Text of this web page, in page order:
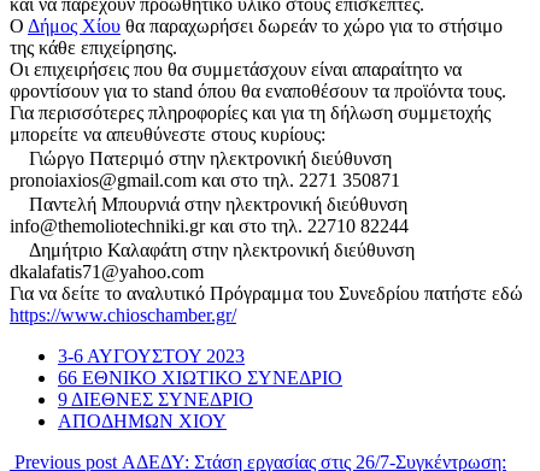
και να παρέχουν προωθητικό υλικό στους επισκέπτες.
Ο Δήμος Χίου θα παραχωρήσει δωρεάν το χώρο για το στήσιμο
της κάθε επιχείρησης.
Οι επιχειρήσεις που θα συμμετάσχουν είναι απαραίτητο να
φροντίσουν για το stand όπου θα εναποθέσουν τα προϊόντα τους.
Για περισσότερες πληροφορίες και για τη δήλωση συμμετοχής
μπορείτε να απευθύνεστε στους κυρίους:
Γιώργο Πατεριμό στην ηλεκτρονική διεύθυνση
pronoiaxios@gmail.com και στο τηλ. 2271 350871
Παντελή Μπουρνιά στην ηλεκτρονική διεύθυνση
info@themoliotechniki.gr και στο τηλ. 22710 82244
Δημήτριο Καλαφάτη στην ηλεκτρονική διεύθυνση
dkalafatis71@yahoo.com
Για να δείτε το αναλυτικό Πρόγραμμα του Συνεδρίου πατήστε εδώ
https://www.chioschamber.gr/
3-6 ΑΥΓΟΥΣΤΟΥ 2023
66 ΕΘΝΙΚΟ ΧΙΩΤΙΚΟ ΣΥΝΕΔΡΙΟ
9 ΔΙΕΘΝΕΣ ΣΥΝΕΔΡΙΟ
ΑΠΟΔΗΜΩΝ ΧΙΟΥ
Previous post ΑΔΕΔΥ: Στάση εργασίας στις 26/7-Συγκέντρωση: